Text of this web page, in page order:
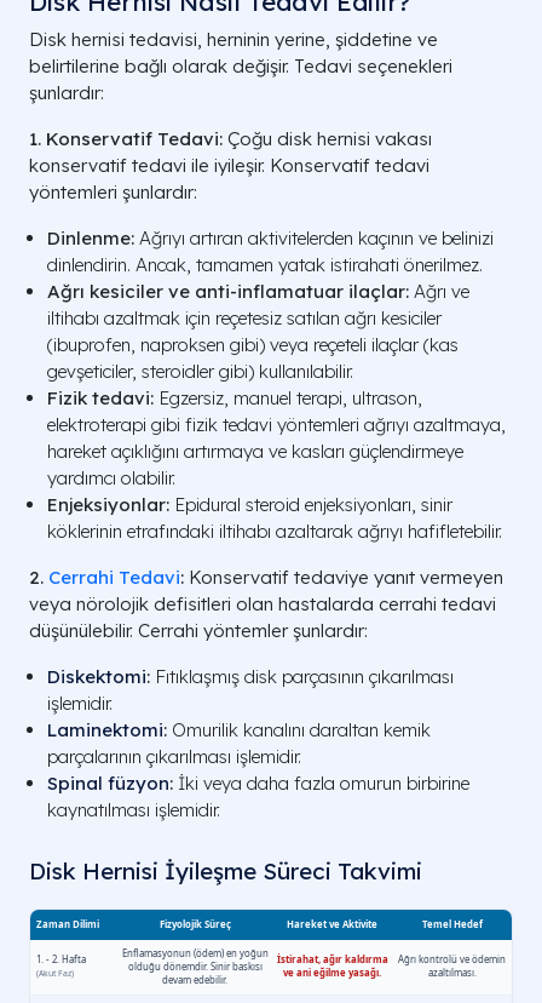
Disk hernisi tedavisi, herninin yerine, şiddetine ve
belirtilerine bağlı olarak değişir. Tedavi seçenekleri
şunlardır:
1. Konservatif Tedavi: Çoğu disk hernisi vakası
konservatif tedavi ile iyileşir. Konservatif tedavi
yöntemleri şunlardır:
Dinlenme: Ağrıyı artıran aktivitelerden kaçının ve belinizi
dinlendirin. Ancak, tamamen yatak istirahati önerilmez.
Ağrı kesiciler ve anti-inflamatuar ilaçlar: Ağrı ve
iltihabı azaltmak için reçetesiz satılan ağrı kesiciler
(ibuprofen, naproksen gibi) veya reçeteli ilaçlar (kas
gevşeticiler, steroidler gibi) kullanılabilir.
Fizik tedavi: Egzersiz, manuel terapi, ultrason,
elektroterapi gibi fizik tedavi yöntemleri ağrıyı azaltmaya,
hareket açıklığını artırmaya ve kasları güçlendirmeye
yardımcı olabilir.
Enjeksiyonlar: Epidural steroid enjeksiyonları, sinir
köklerinin etrafındaki iltihabı azaltarak ağrıyı hafifletebilir.
2. Cerrahi Tedavi: Konservatif tedaviye yanıt vermeyen
veya nörolojik defisitleri olan hastalarda cerrahi tedavi
düşünülebilir. Cerrahi yöntemler şunlardır:
Diskektomi: Fıtıklaşmış disk parçasının çıkarılması
işlemidir.
Laminektomi: Omurilik kanalını daraltan kemik
parçalarının çıkarılması işlemidir.
Spinal füzyon: İki veya daha fazla omurun birbirine
kaynatılması işlemidir.
Disk Hernisi İyileşme Süreci Takvimi